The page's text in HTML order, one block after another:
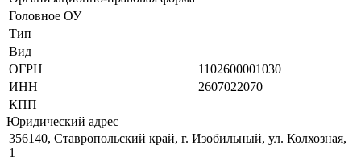
Головное ОУ
Тип
Вид
ОГРН
1102600001030
ИНН
2607022070
КПП
Юридический адрес
356140, Ставропольский край, г. Изобильный, ул. Колхозная,
1